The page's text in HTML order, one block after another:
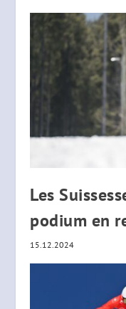
Les
podium en
15.12.2024